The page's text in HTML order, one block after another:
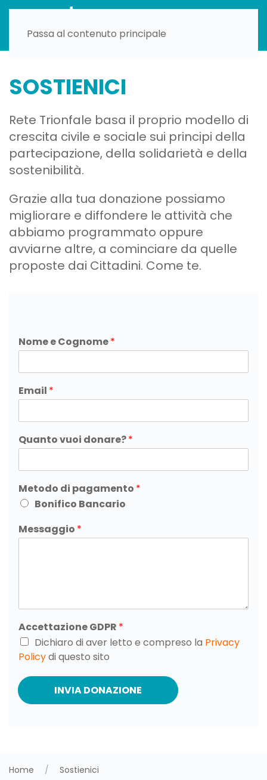
Passa al contenuto principale
SOSTIENICI
Rete Trionfale basa il proprio modello di
crescita civile e sociale sui principi della
partecipazione, della solidarietà e della
sostenibilità.
Grazie alla tua donazione possiamo
migliorare e diffondere le attività che
abbiamo programmato oppure
avviarne altre, a cominciare da quelle
proposte dai Cittadini. Come te.
Nome e Cognome*
Email *
Quanto vuoi donare?*
Metodo di pagamento *
Bonifico Bancario
Messaggio *
Accettazione GDPR *
Dichiaro di aver letto e compreso la Privacy
Policydi questo sito
INVIA DONAZIONE
Home Sostienici